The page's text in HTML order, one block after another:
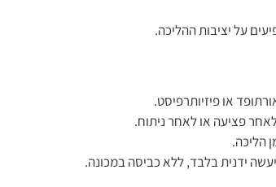
על יציבות ההליכה.
או פיזיותרפיסט.
פציעה או לאחר ניתוח.
הליכה.
ידנית בלבד, ללא כביסה במכונה.